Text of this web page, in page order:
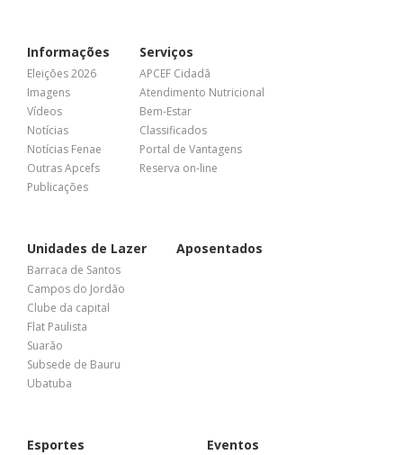
Informações
Eleições 2026
Imagens
Vídeos
Notícias
Notícias Fenae
Outras Apcefs
Publicações
Serviços
APCEF Cidadã
Atendimento Nutricional
Bem-Estar
Classificados
Portal de Vantagens
Reserva on-line
Unidades de Lazer
Barraca de Santos
Campos do Jordão
Clube da capital
Flat Paulista
Suarão
Subsede de Bauru
Ubatuba
Aposentados
Esportes Eventos